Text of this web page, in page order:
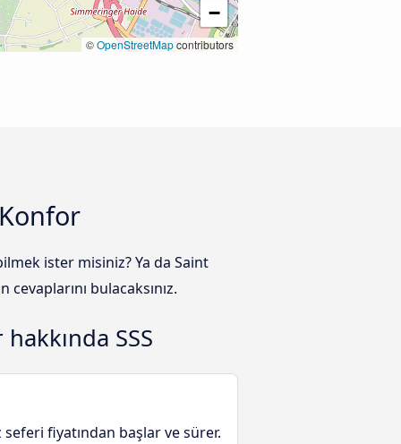
−
©OpenStreetMapcontributors
ister misiniz? Ya da Saint
bulacaksınız.
SSS
seferi fiyatından başlar ve sürer.